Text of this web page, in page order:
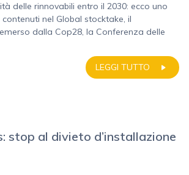
delle rinnovabili entro il 2030: ecco uno
nel Global stocktake, il
dalla Cop28, la Conferenza delle
LEGGI TUTTO
stop al divieto d’installazione